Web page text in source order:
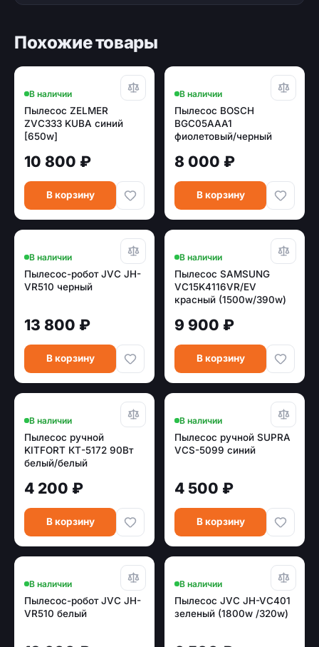
Похожие товары
В наличии
Пылесос ZELMER
ZVC333 KUBA синий
[650w]
10 800 ₽
В корзину
В наличии
Пылесос BOSCH
BGC05AAA1
фиолетовый/черный
8 000 ₽
В корзину
В наличии
Пылесос-робот JVC JH-
VR510 черный
13 800 ₽
В корзину
В наличии
Пылесос SAMSUNG
VC15K4116VR/EV
красный (1500w/390w)
9 900 ₽
В корзину
В наличии
Пылесос ручной
KITFORT КТ-5172 90Вт
белый/белый
4 200 ₽
В корзину
В наличии
Пылесос ручной SUPRA
VCS-5099 синий
4 500 ₽
В корзину
В наличии
Пылесос-робот JVC JH-
VR510 белый
В наличии
Пылесос JVC JH-VC401
зеленый (1800w /320w)